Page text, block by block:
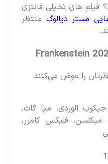
تخیلی فانتزی
دیالوگمنتظر
الوردی، میا گاث،
فلیکس کامرر،